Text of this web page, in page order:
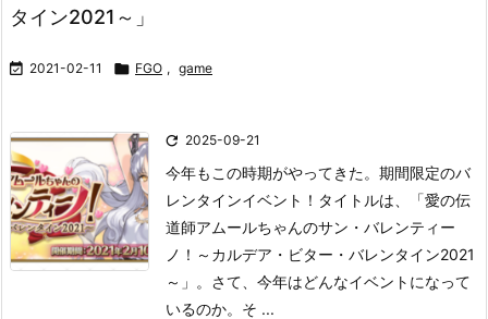
タイン2021～」
 2021-02-11  FGO , game
 2025-09-21
今年もこの時期がやってきた。期間限定のバ
レンタインイベント！ タイトルは、「愛の伝
道師アムールちゃんのサン・バレンティー
ノ！～カルデア・ビター・バレンタイン2021
～」。 さて、今年はどんなイベントになって
いるのか。そ ...